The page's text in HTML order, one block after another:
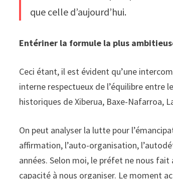
que celle d’aujourd’hui.
Entériner la formule la plus
Ceci étant, il est évident qu’une
interne respectueux de l’équilibre entre
historiques de Xiberua, Baxe-Nafarroa,
On peut analyser la lutte pour
affirmation, l’auto-organisation,
années. Selon moi, le préfet ne nous
capacité à nous organiser. Le moment